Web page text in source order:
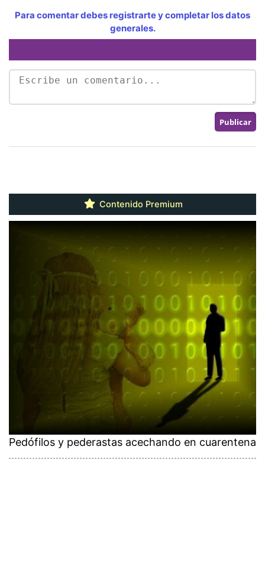
Para comentar debes registrarte y completar los datos
generales.
Contenido Premium
Pedófilos y pederastas acechando en cuarentena